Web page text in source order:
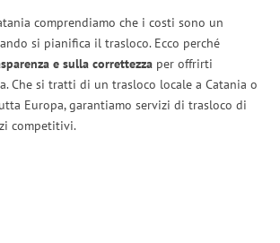
comprendiamo che i costi sono un
si pianifica il trasloco. Ecco perché
e sulla correttezza per offrirti
Che si tratti di un trasloco locale a Catania o
Europa, garantiamo servizi di trasloco di
competitivi.